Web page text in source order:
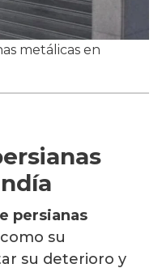
metálicas en
persianas
su
su deterioro y